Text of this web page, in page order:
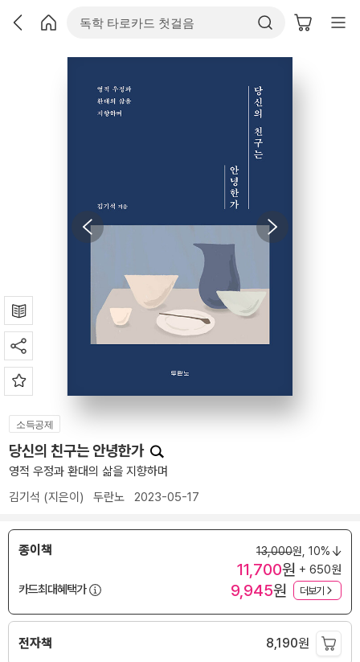
소득공제
당신의 친구는 안녕한가
영적 우정과 환대의 삶을 지향하며
김기석 (지은이) 두란노 2023-05-17
종이책 13,000원, 10%
11,700원 + 650원
카드최대혜택가
9,945원 더보기
전자책 8,190원